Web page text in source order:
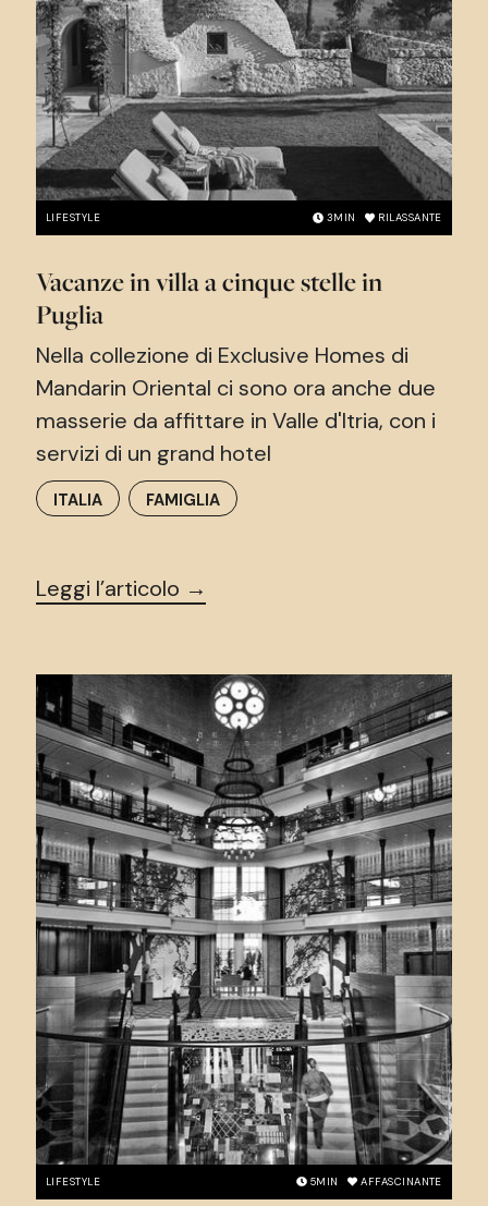
LIFESTYLE 3MIN RILASSANTE
Vacanze in villa a cinque stelle in
Puglia
Nella collezione di Exclusive Homes di
Mandarin Oriental ci sono ora anche due
masserie da affittare in Valle d'Itria, con i
servizi di un grand hotel
ITALIA FAMIGLIA
Leggi l’articolo →
LIFESTYLE 5MIN AFFASCINANTE